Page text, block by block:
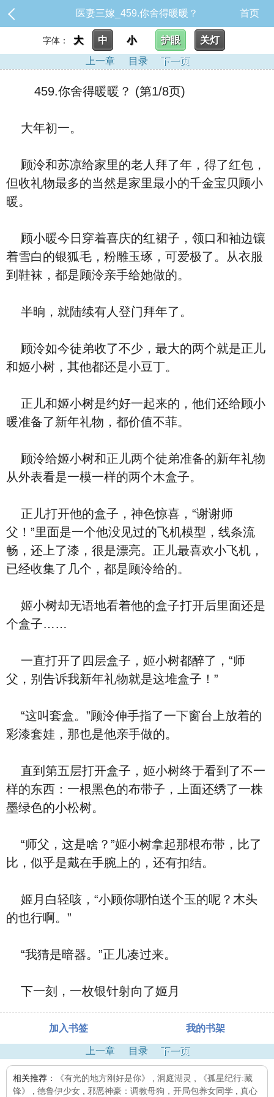
医妻三嫁_459.你舍得暖暖？ 首页
字体： 大 中 小 护眼
关灯
上一章
目录 下一页
459.你舍得暖暖？ (第1/8页)
大年初一。
顾泠和苏凉给家里的老人拜了年，得了红包，
但收礼物最多的当然是家里最小的千金宝贝顾小
暖。
顾小暖今日穿着喜庆的红裙子，领口和袖边镶
着雪白的银狐毛，粉雕玉琢，可爱极了。从衣服
到鞋袜，都是顾泠亲手给她做的。
半晌，就陆续有人登门拜年了。
顾泠如今徒弟收了不少，最大的两个就是正儿
和姬小树，其他都还是小豆丁。
正儿和姬小树是约好一起来的，他们还给顾小
暖准备了新年礼物，都价值不菲。
顾泠给姬小树和正儿两个徒弟准备的新年礼物
从外表看是一模一样的两个木盒子。
正儿打开他的盒子，神色惊喜，“谢谢师
父！”里面是一个他没见过的飞机模型，线条流
畅，还上了漆，很是漂亮。正儿最喜欢小飞机，
已经收集了几个，都是顾泠给的。
姬小树却无语地看着他的盒子打开后里面还是
个盒子……
一直打开了四层盒子，姬小树都醉了，“师
父，别告诉我新年礼物就是这堆盒子！”
“这叫套盒。”顾泠伸手指了一下窗台上放着的
彩漆套娃，那也是他亲手做的。
直到第五层打开盒子，姬小树终于看到了不一
样的东西：一根黑色的布带子，上面还绣了一株
墨绿色的小松树。
“师父，这是啥？”姬小树拿起那根布带，比了
比，似乎是戴在手腕上的，还有扣结。
姬月白轻咳，“小顾你哪怕送个玉的呢？木头
的也行啊。”
“我猜是暗器。”正儿凑过来。
下一刻，一枚银针射向了姬月
加入书签 我的书架
上一章 目录 下一页
相关推荐： 《有光的地方刚好是你》 洞庭湖灵
《孤星纪行:藏
锋》
德鲁伊少女 邪恶神豪：调教母狗，开局包养女同学 真心